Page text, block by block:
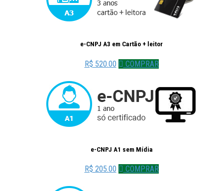
e-CNPJ A3 em Cartão + leitor
R$ 520.00 COMPRAR
e-CNPJ A1 sem Mídia
R$ 205.00 COMPRAR